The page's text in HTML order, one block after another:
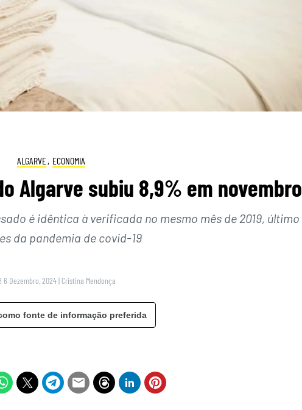
ALGARVE, ECONOMIA
Algarve subiu 8,9% em novembro
é idêntica à verificada no mesmo mês de 2019, último
da pandemia de covid-19
6 Dezembro, 2024| Cristina Mendonça
fonte de informação preferida